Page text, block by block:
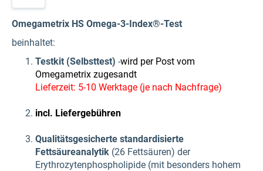
Omegametrix HS Omega-3-Index®-Test
beinhaltet:
Testkit (Selbsttest) -wird per Post vom
Omegametrix zugesandt
Lieferzeit: 5-10 Werktage (je nach Nachfrage)
incl. Liefergebühren
Qualitätsgesicherte standardisierte
Fettsäureanalytik (26 Fettsäuren) der
Erythrozytenphospholipide (mit besonders hohem